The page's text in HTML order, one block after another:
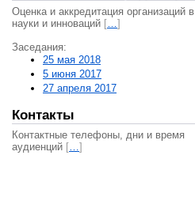
Оценка и аккредитация организаций
науки и инноваций […]
Заседания:
25 мая 2018
5 июня 2017
27 апреля 2017
Контакты
Контактные телефоны, дни и время
аудиенций […]